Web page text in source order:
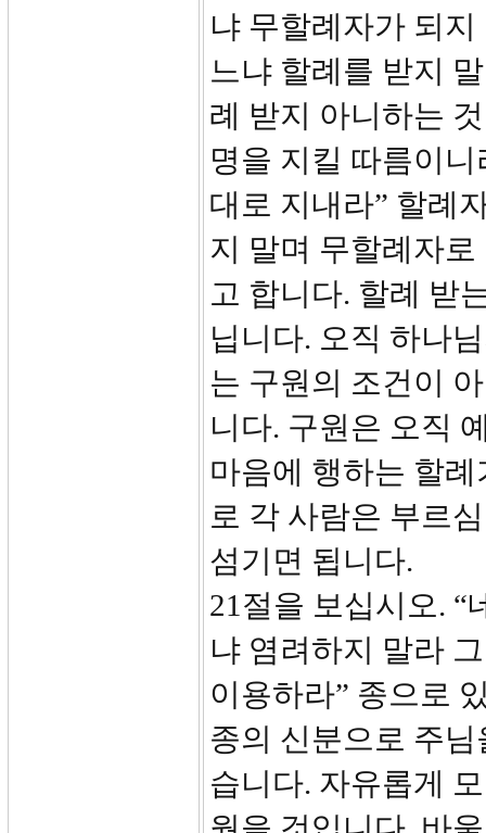
냐 무할례자가 되
느냐 할례를 받지
례 받지 아니하는
명을 지킬 따름이
대로 지내라” 할례
지 말며 무할례자
고 합니다. 할례 받
닙니다. 오직 하나
는 구원의 조건이
니다. 구원은 오직
마음에 행하는 할
로 각 사람은 부르
섬기면 됩니다.
21절을 보십시오. “
냐 염려하지 말라
이용하라” 종으로
종의 신분으로 주님
습니다. 자유롭게